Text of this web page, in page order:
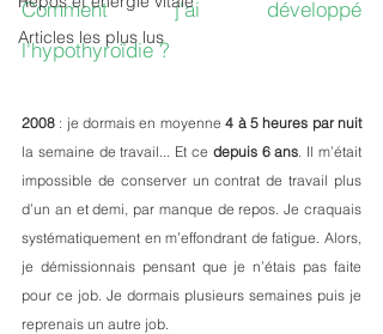
Articles les plus lus
Comment j'ai développé
l'hypothyroïdie ?
2008 : je dormais en moyenne 4 à 5 heures par nuit
la semaine de travail... Et ce depuis 6 ans. Il m’était
impossible de conserver un contrat de travail plus
d’un an et demi, par manque de repos. Je craquais
systématiquement en m’effondrant de fatigue. Alors,
je démissionnais pensant que je n’étais pas faite
pour ce job. Je dormais plusieurs semaines puis je
reprenais un autre job.